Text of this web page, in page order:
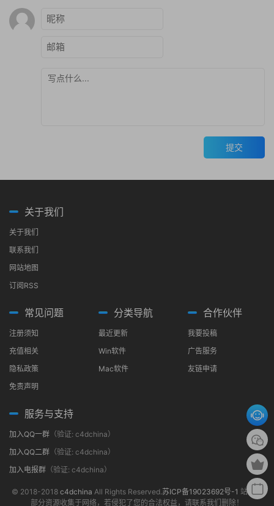
提交
关于我们
关于我们
联系我们
网站地图
订阅RSS
常见问题
注册须知
充值相关
隐私政策
免责声明
分类导航
最近更新
Win软件
Mac软件
合作伙伴
我要投稿
广告服务
友链申请
服务与支持
加入QQ一群 （验证: c4dchina）
加入QQ二群 （验证: c4dchina）
加入电报群 （验证: c4dchina）
© 2018-2018 c4dchina All Rights Reserved.苏ICP备19023692号-1 站内大
部分资源收集于网络，若侵犯了您的合法权益，请联系我们删除！